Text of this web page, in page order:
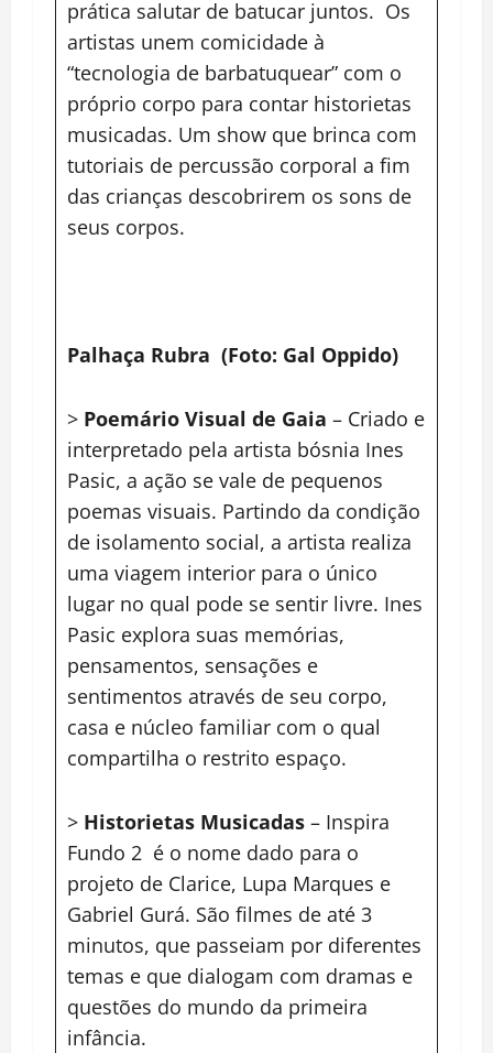
prática salutar de batucar juntos. Os
artistas unem comicidade à
“tecnologia de barbatuquear” com o
próprio corpo para contar historietas
musicadas. Um show que brinca com
tutoriais de percussão corporal a fim
das crianças descobrirem os sons de
seus corpos.
Palhaça Rubra (Foto: Gal Oppido)
> Poemário Visual de Gaia – Criado e
interpretado pela artista bósnia Ines
Pasic, a ação se vale de pequenos
poemas visuais. Partindo da condição
de isolamento social, a artista realiza
uma viagem interior para o único
lugar no qual pode se sentir livre. Ines
Pasic explora suas memórias,
pensamentos, sensações e
sentimentos através de seu corpo,
casa e núcleo familiar com o qual
compartilha o restrito espaço.
> Historietas Musicadas – Inspira
Fundo 2 é o nome dado para o
projeto de Clarice, Lupa Marques e
Gabriel Gurá. São filmes de até 3
minutos, que passeiam por diferentes
temas e que dialogam com dramas e
questões do mundo da primeira
infância.